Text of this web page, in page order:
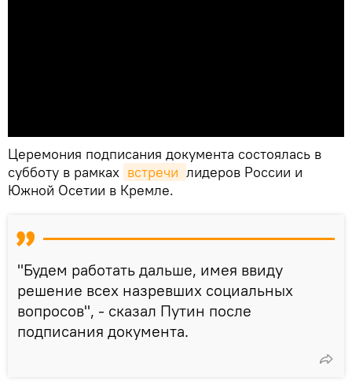
Церемония подписания документа состоялась в
субботу в рамках встречи лидеров России и
Южной Осетии в Кремле.
"Будем работать дальше, имея ввиду
решение всех назревших социальных
вопросов", - сказал Путин после
подписания документа.